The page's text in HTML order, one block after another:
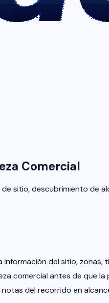
Comercial
sitio, descubrimiento de
del sitio, zonas,
comercial antes de que la
del recorrido en